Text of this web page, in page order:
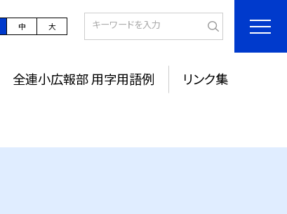
中 大
全連小広報部 用字用語例 リンク集